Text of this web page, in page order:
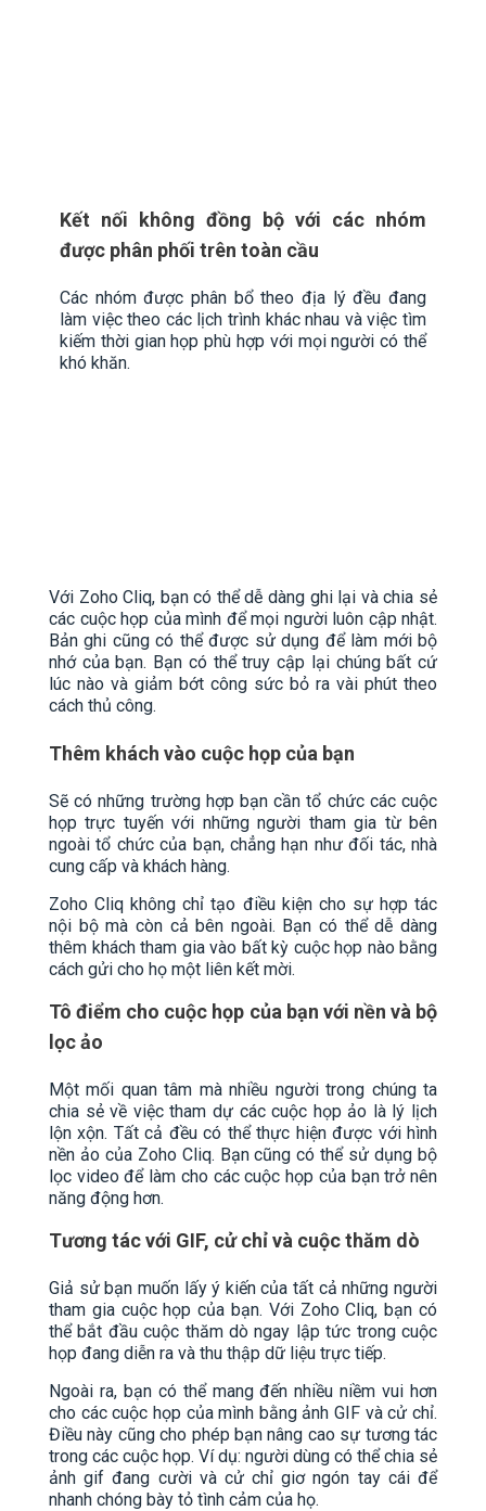
Kết nối không đồng bộ với các nhóm
được phân phối trên toàn cầu
Các nhóm được phân bổ theo địa lý đều đang
làm việc theo các lịch trình khác nhau và việc tìm
kiếm thời gian họp phù hợp với mọi người có thể
khó khăn.
Với Zoho Cliq, bạn có thể dễ dàng ghi lại và chia sẻ
các cuộc họp của mình để mọi người luôn cập nhật.
Bản ghi cũng có thể được sử dụng để làm mới bộ
nhớ của bạn. Bạn có thể truy cập lại chúng bất cứ
lúc nào và giảm bớt công sức bỏ ra vài phút theo
cách thủ công.
Thêm khách vào cuộc họp của bạn
Sẽ có những trường hợp bạn cần tổ chức các cuộc
họp trực tuyến với những người tham gia từ bên
ngoài tổ chức của bạn, chẳng hạn như đối tác, nhà
cung cấp và khách hàng.
Zoho Cliq không chỉ tạo điều kiện cho sự hợp tác
nội bộ mà còn cả bên ngoài. Bạn có thể dễ dàng
thêm khách tham gia vào bất kỳ cuộc họp nào bằng
cách gửi cho họ một liên kết mời.
Tô điểm cho cuộc họp của bạn với nền và bộ
lọc ảo
Một mối quan tâm mà nhiều người trong chúng ta
chia sẻ về việc tham dự các cuộc họp ảo là lý lịch
lộn xộn. Tất cả đều có thể thực hiện được với hình
nền ảo của Zoho Cliq. Bạn cũng có thể sử dụng bộ
lọc video để làm cho các cuộc họp của bạn trở nên
năng động hơn.
Tương tác với GIF, cử chỉ và cuộc thăm dò
Giả sử bạn muốn lấy ý kiến ​​của tất cả những người
tham gia cuộc họp của bạn. Với Zoho Cliq, bạn có
thể bắt đầu cuộc thăm dò ngay lập tức trong cuộc
họp đang diễn ra và thu thập dữ liệu trực tiếp.
Ngoài ra, bạn có thể mang đến nhiều niềm vui hơn
cho các cuộc họp của mình bằng ảnh GIF và cử chỉ.
Điều này cũng cho phép bạn nâng cao sự tương tác
trong các cuộc họp. Ví dụ: người dùng có thể chia sẻ
ảnh gif đang cười và cử chỉ giơ ngón tay cái để
nhanh chóng bày tỏ tình cảm của họ.